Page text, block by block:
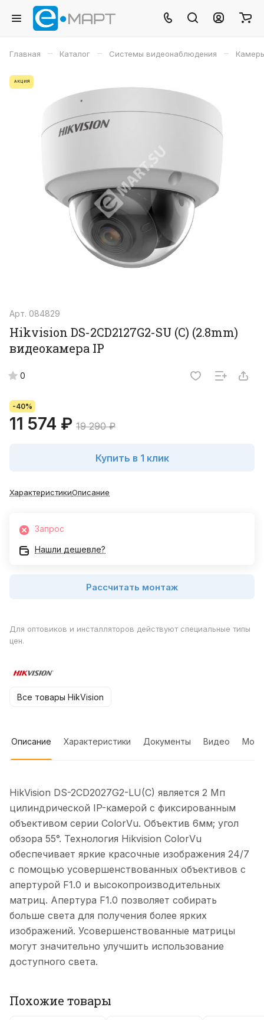
Главная – Каталог – Системы видеонаблюдения –
АКЦИЯ
Арт. 084829
Hikvision DS-2CD2127G2-SU (C) (2.8mm)
видеокамера IP
0
-40%
11 574 ₽ 19 290 ₽
Купить в 1 клик
ХарактеристикиОписание
Запрос
Нашли дешевле?
Рассчитать монтаж
Для оптовиков и инсталляторов действуют специальные типы
цен.
Все товары HikVision
Описание Характеристики Документы Видео
HikVision DS-2CD2027G2-LU(C) является 2 Мп
цилиндрической IP-камерой с фиксированным
объективом серии ColorVu. Объектив 6мм; угол
обзора 55°. Технология Hikvision ColorVu
обеспечивает яркие красочные изображения 24/7
с помощью усовершенствованных объективов с
апертурой F1.0 и высокопроизводительных
матриц. Апертура F1.0 позволяет собирать
больше света для получения более ярких
изображений. Усовершенствованные матрицы
могут значительно улучшить использование
доступного света.
Похожие товары